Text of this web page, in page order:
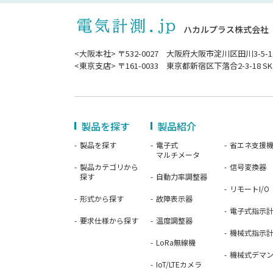
製品を探す
製品を探す
製品カテゴリから
探す
形式から探す
要求仕様から探す
製品紹介
電子式
マルチメータ
自動力率調整器
故障表示器
温度調整器
LoRa無線機
IoT/LTEカメラ
省エネ支援
信号変換器
リモートI/O
電子式指示
機械式指示
機械式デマ
ハカルプラス株式会社
<大阪本社> 〒532-0027 大阪府大阪市淀川区田川3-5-
<東京支店> 〒161-0033 東京都新宿区下落合2-3-18